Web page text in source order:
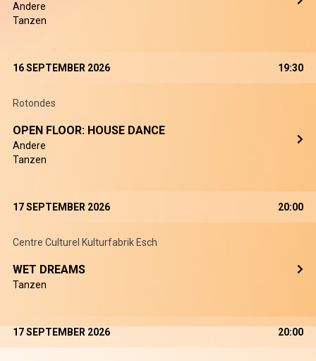
Andere
Tanzen
16 SEPTEMBER 2026 19:30
Rotondes
OPEN FLOOR: HOUSE DANCE
Andere
Tanzen
17 SEPTEMBER 2026 20:00
Centre Culturel Kulturfabrik Esch
WET DREAMS
Tanzen
17 SEPTEMBER 2026 20:00